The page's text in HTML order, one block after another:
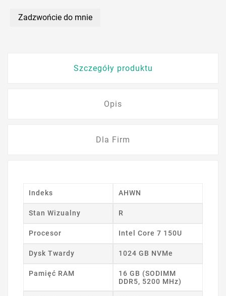
Zadzwońcie do mnie
Szczegóły produktu
Opis
Dla Firm
Indeks AHWN
Stan Wizualny R
Procesor Intel Core 7 150U
Dysk Twardy 1024 GB NVMe
Pamięć RAM
16 GB (SODIMM
DDR5, 5200 MHz)